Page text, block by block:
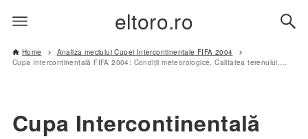
eltoro.ro
Home
Analiza meciului Cupei Intercontinentale FIFA 2004
Cupa Intercontinentală FIFA 2004: Condiții meteorologice, Calitatea terenului, Suprafața de joc
Cupa Intercontinentală